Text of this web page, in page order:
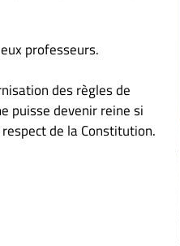
professeurs.
des règles de
puisse devenir reine si
de la Constitution.